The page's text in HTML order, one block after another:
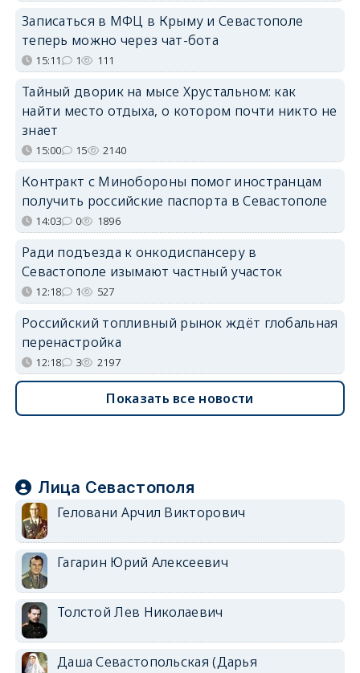
Записаться в МФЦ в Крыму и Севастополе
теперь можно через чат-бота
15:11 1 111
Тайный дворик на мысе Хрустальном: как
найти место отдыха, о котором почти никто не
знает
15:00 15 2140
Контракт с Минобороны помог иностранцам
получить российские паспорта в Севастополе
14:03 0 1896
Ради подъезда к онкодиспансеру в
Севастополе изымают частный участок
12:18 1 527
Российский топливный рынок ждёт глобальная
перенастройка
12:18 3 2197
Показать все новости
Лица Севастополя
Геловани Арчил Викторович
Гагарин Юрий Алексеевич
Толстой Лев Николаевич
Даша Севастопольская (Дарья